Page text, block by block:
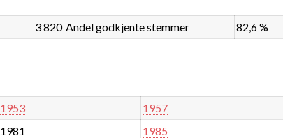
3 820 Andel godkjente stemmer 82,6 %
1953
1957
1981
1985